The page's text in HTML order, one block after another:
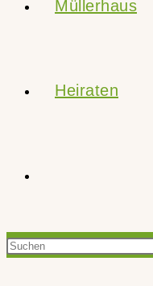
Müllerhaus
Heiraten
Suche